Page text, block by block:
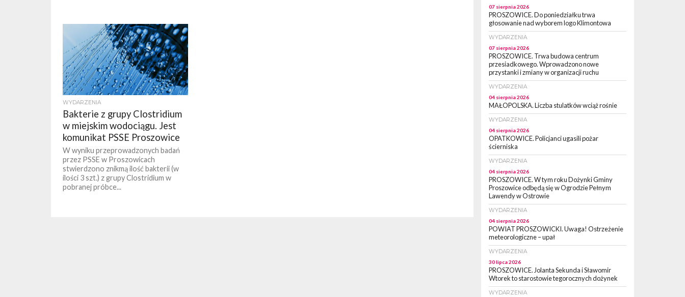
WYDARZENIA
Bakterie z grupy Clostridium
w miejskim wodociągu. Jest
komunikat PSSE Proszowice
W wyniku przeprowadzonych badań
przez PSSE w Proszowicach
stwierdzono znikmą ilość bakterii (w
ilości 3 szt.) z grupy Clostridium w
pobranej próbce...
07 sierpnia 2026
PROSZOWICE. Do poniedziałku trwa
głosowanie nad wyborem logo Klimontowa
WYDARZENIA
07 sierpnia 2026
PROSZOWICE. Trwa budowa centrum
przesiadkowego. Wprowadzono nowe
przystanki i zmiany w organizacji ruchu
WYDARZENIA
04 sierpnia 2026
MAŁOPOLSKA. Liczba stulatków wciąż rośnie
WYDARZENIA
04 sierpnia 2026
OPATKOWICE. Policjanci ugasili pożar
ścierniska
WYDARZENIA
04 sierpnia 2026
PROSZOWICE. W tym roku Dożynki Gminy
Proszowice odbędą się w Ogrodzie Pełnym
Lawendy w Ostrowie
WYDARZENIA
04 sierpnia 2026
POWIAT PROSZOWICKI. Uwaga! Ostrzeżenie
meteorologiczne – upał
WYDARZENIA
30 lipca 2026
PROSZOWICE. Jolanta Sekunda i Sławomir
Wtorek to starostowie tegorocznych dożynek
WYDARZENIA